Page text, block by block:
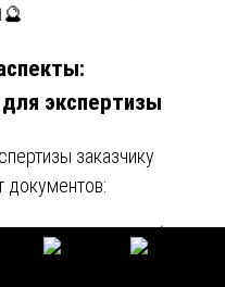
экспертизы
заказчику
документов:
экспертизы (если